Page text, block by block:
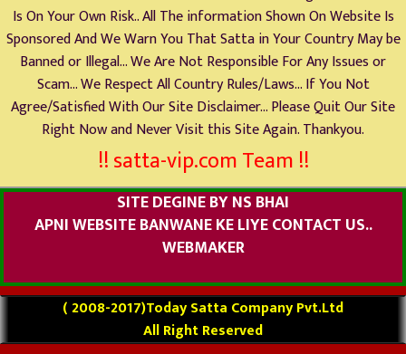
Is On Your Own Risk.. All The information Shown On Website Is
Sponsored And We Warn You That Satta in Your Country May be
Banned or Illegal... We Are Not Responsible For Any Issues or
Scam... We Respect All Country Rules/Laws... If You Not
Agree/Satisfied With Our Site Disclaimer... Please Quit Our Site
Right Now and Never Visit this Site Again. Thankyou.
!! satta-vip.com Team !!
SITE DEGINE BY NS BHAI
APNI WEBSITE BANWANE KE LIYE CONTACT US..
WEBMAKER
( 2008-2017)Today Satta Company Pvt.Ltd
All Right Reserved